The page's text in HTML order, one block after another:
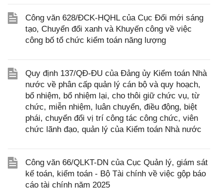
Công văn 628/ĐCK-HQHL của Cục Đổi mới sáng
tạo, Chuyển đổi xanh và Khuyến công về việc
công bố tổ chức kiểm toán năng lượng
Quy định 137/QĐ-ĐU của Đảng ủy Kiểm toán Nhà
nước về phân cấp quản lý cán bộ và quy hoạch,
bổ nhiệm, bổ nhiệm lại, cho thôi giữ chức vụ, từ
chức, miễn nhiệm, luân chuyển, điều động, biệt
phái, chuyển đổi vị trí công tác công chức, viên
chức lãnh đạo, quản lý của Kiểm toán Nhà nước
Công văn 66/QLKT-DN của Cục Quản lý, giám sát
kế toán, kiểm toán - Bộ Tài chính về việc gộp báo
cáo tài chính năm 2025